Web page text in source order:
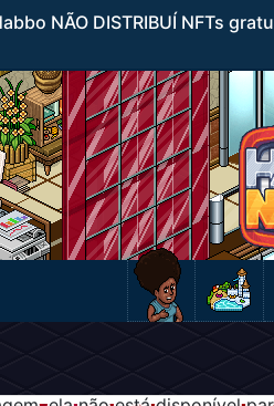
NÃO DISTRIBUÍ NFTs